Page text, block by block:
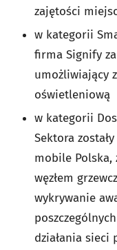
zajętości
w kategorii
firma Signify
umożliwiający
oświetleniową
w kategorii
Sektora
mobile Polska,
węzłem
wykrywanie
działania sieci